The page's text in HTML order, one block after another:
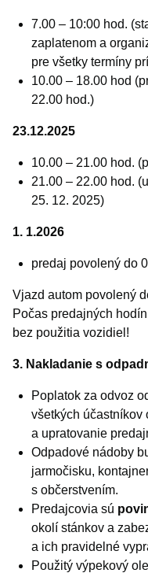
7.00 – 10:00 hod.
zaplatenom a
pre všetky termíny
10.00 – 18.00 hod
22.00 hod.)
23.12.2025
10.00 – 21.00 hod.
21.00 – 22.00 hod.
25. 12. 2025)
1. 1.2026
predaj povolený do
Vjazd autom povolený
Počas predajných
bez použitia vozidiel!
3. Nakladanie s
Poplatok za odvoz
všetkých účastníkov
a upratovanie
Odpadové nádoby
jarmočisku,
s občerstvením.
Predajcovia sú
okolí stánkov a
a ich pravidelné
Použitý výpekový